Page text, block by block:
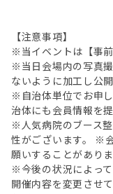
【注意事項】
※当イベントは【事前
※当日会場内の写真
ないように加工し公
※自治体単位でお申
治体にも会員情報を提
※人気病院のブース
性がございます。 ※
願いすることがありま
※今後の状況によっ
開催内容を変更させ